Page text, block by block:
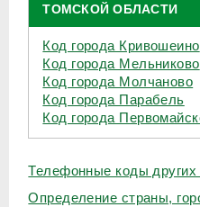
ТОМСКОЙ ОБЛАСТИ
Код города Кривошеино
Код города Мельниково
Код города Молчаново
Код города Парабель
Код города
Телефонные коды других
Определение страны,